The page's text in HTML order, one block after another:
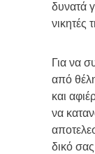
δυνατά
νικητές
Για να
από
και
να
δικό